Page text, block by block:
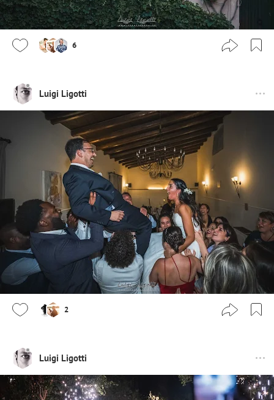
6
Luigi Ligotti
2
Luigi Ligotti